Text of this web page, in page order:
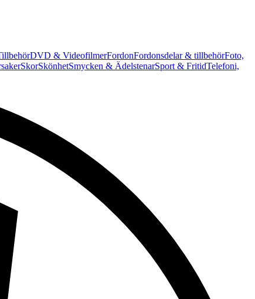
DVD & VideofilmerFordonFordonsdelar & tillbehörFoto,
SkorSkönhetSmycken & ÄdelstenarSport & FritidTelefoni,